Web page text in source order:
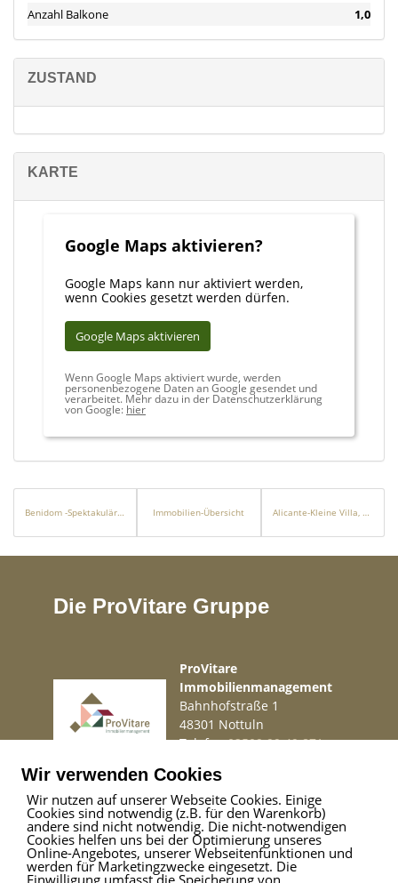
Anzahl Balkone
1,0
ZUSTAND
KARTE
Google Maps aktivieren?
Google Maps kann nur aktiviert werden,
wenn Cookies gesetzt werden dürfen.
Google Maps aktivieren
Wenn Google Maps aktiviert wurde, werden
personenbezogene Daten an Google gesendet und
verarbeitet. Mehr dazu in der Datenschutzerklärung
von Google: hier
Benidom -Spektakuläre Wohnungen mit 2 Schlafzimmern und 2 Bädern Immobilien-Übersicht Alicante-Kleine Villa, 3 Zimmer
Die ProVitare Gruppe
ProVitare
Immobilienmanagement
Bahnhofstraße 1
48301 Nottuln
Telefon02509 99 49 871
Impressum|Haftungsausschluss|Datenschutz
Wir verwenden Cookies
Wir nutzen auf unserer Webseite Cookies. Einige
Cookies sind notwendig (z.B. für den Warenkorb)
andere sind nicht notwendig. Die nicht-notwendigen
Cookies helfen uns bei der Optimierung unseres
Online-Angebotes, unserer Webseitenfunktionen und
werden für Marketingzwecke eingesetzt. Die
Einwilligung umfasst die Speicherung von